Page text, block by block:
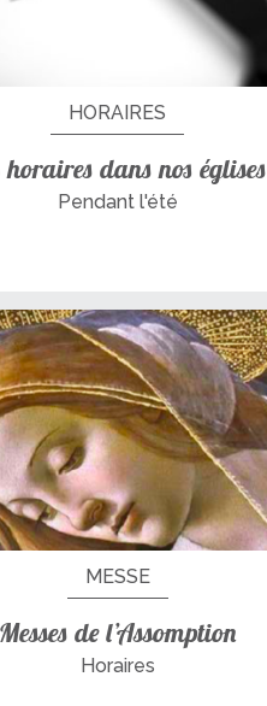
HORAIRES
horaires dans nos églises
Pendant l'été
MESSE
Messes de l’Assomption
Horaires